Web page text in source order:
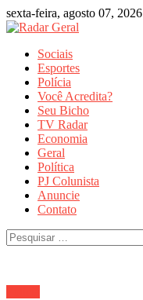
Skip
to
sexta-feira, agosto 07, 2026
Sociais
Esportes
Polícia
Você Acredita?
Seu Bicho
TV Radar
Economia
Geral
Política
PJ Colunista
Anuncie
Contato
Pesquisar
por: